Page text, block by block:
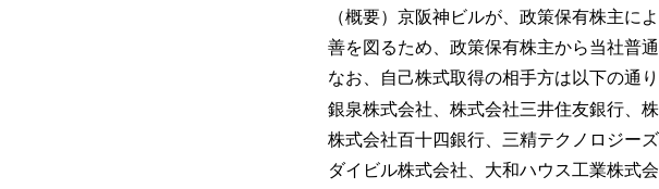
（概要）京阪神ビルが、政策保有株主に
善を図るため、政策保有株主から当社普
なお、自己株式取得の相手方は以下の通り
銀泉株式会社、株式会社三井住友銀行、
株式会社百十四銀行、三精テクノロジー
ダイビル株式会社、大和ハウス工業株式